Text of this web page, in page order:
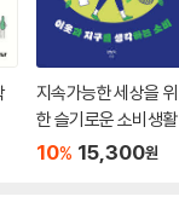
지속가능한 세상을 위
한 슬기로운 소비생활
10% 15,300원